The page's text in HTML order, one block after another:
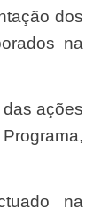
dos
na
das ações
na